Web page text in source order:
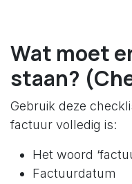
Wat moet
staan?
Gebruik deze
factuur volledig is:
Het woord
Factuurdatum